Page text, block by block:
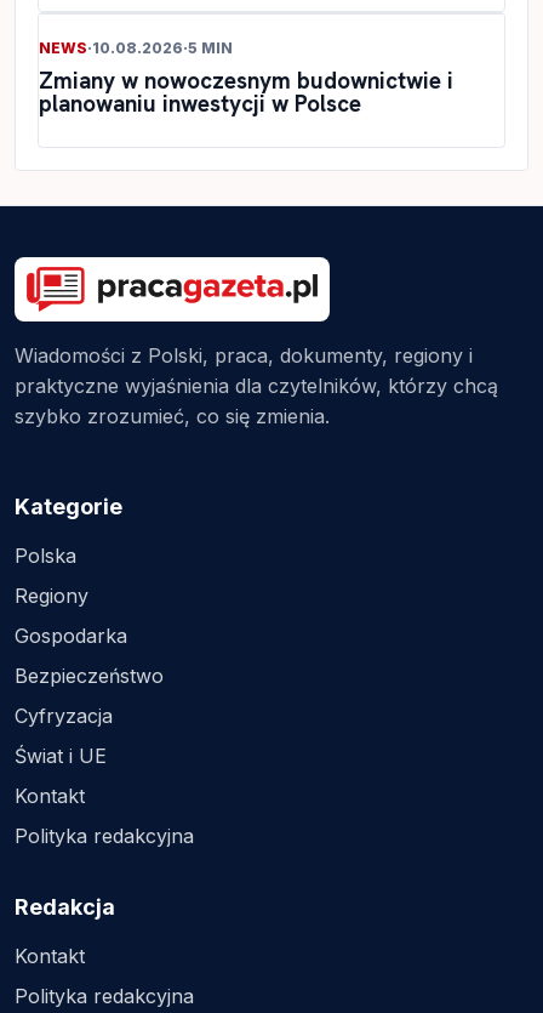
NEWS·10.08.2026·5 MIN
Zmiany w nowoczesnym budownictwie i
planowaniu inwestycji w Polsce
Wiadomości z Polski, praca, dokumenty, regiony i
praktyczne wyjaśnienia dla czytelników, którzy chcą
szybko zrozumieć, co się zmienia.
Kategorie
Polska
Regiony
Gospodarka
Bezpieczeństwo
Cyfryzacja
Świat i UE
Kontakt
Polityka redakcyjna
Redakcja
Kontakt
Polityka redakcyjna